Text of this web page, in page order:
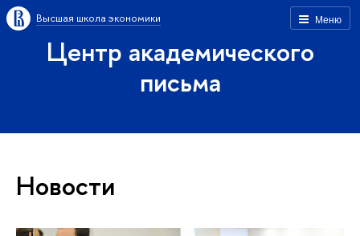
Меню
Высшая школа экономики
Центр академического
письма
Новости